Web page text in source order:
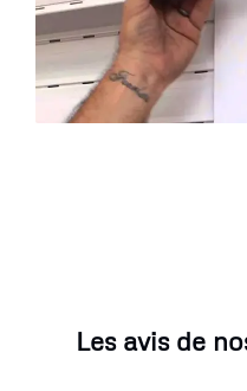
Les avis de